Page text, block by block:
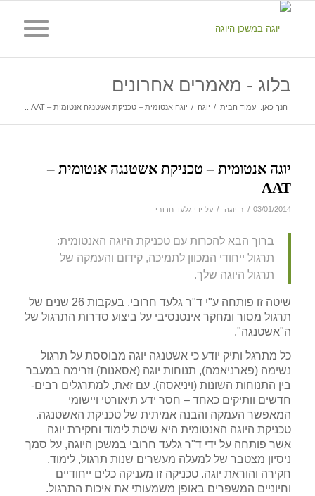
בלוג - מאמרים אחרונים
הנך כאן: עמוד הבית / יוגה / יוגה אנטומית – טכניקת אשטנגה אנטומית – AAT...
יוגה אנטומית – טכניקת אשטנגה אנטומית –
AAT
03/01/2014
/ ב יוגה / על ידי גלעד חרובי
ברוך הבא להכרות עם טכניקת היוגה האנטומית:
תרגול ייחודי המכוון לתמיכה, קידום והעמקה של
תרגול היוגה שלך.
שיטה זו פותחה ע"י ד"ר גלעד חרובי, בעקבות 26 שנים של
תרגול מסור ומחקר אינטנסיבי על ביצוע סדרות התרגול של
ה"אשטנגה".
כל מתרגל ותיק יודע כי אשטנגה יוגה מבוססת על תרגול
נשימה (פארניאמה), תנוחות יוגה (אסאנות) וזרימה במעבר
בין התנוחות השונות (ויניאסה). עם זאת, למתרגלים רבים-
חדשים וותיקים כאחד – חסר ידע תיאורטי ויישומי
המאפשר העמקה והבנה אמיתית של טכניקת האשטנגה.
טכניקת היוגה האנטומית היא שיטת לימוד וחקירת יוגה
אשר פותחה על ידי ד"ר גלעד חרובי במשכן היוגה, על סמך
ניסיון מצטבר של למעלה מעשרים שנות תרגול, לימוד,
חקירה והוראת יוגה. טכניקה זו מעניקה כלים ייחודיים
וחיוניים המשפרים באופן משמעותי את איכות התרגול.